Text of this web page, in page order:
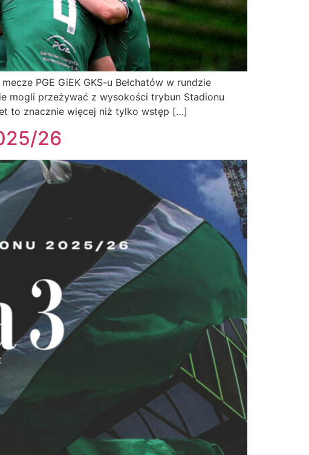
PGE GiEK GKS-u Bełchatów w rundzie
mogli przeżywać z wysokości trybun Stadionu
to znacznie więcej niż tylko wstęp […]
26